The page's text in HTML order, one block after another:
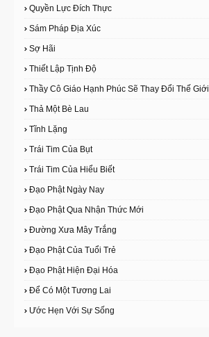
Quyền Lực Đích Thực
Sám Pháp Địa Xúc
Sợ Hãi
Thiết Lập Tịnh Độ
Thầy Cô Giáo Hạnh Phúc Sẽ Thay Đổi Thế Giới
Thả Một Bè Lau
Tĩnh Lặng
Trái Tim Của Bụt
Trái Tim Của Hiểu Biết
Đạo Phật Ngày Nay
Đạo Phật Qua Nhận Thức Mới
Đường Xưa Mây Trắng
Đạo Phật Của Tuổi Trẻ
Đạo Phật Hiện Đại Hóa
Để Có Một Tương Lai
Ước Hẹn Với Sự Sống